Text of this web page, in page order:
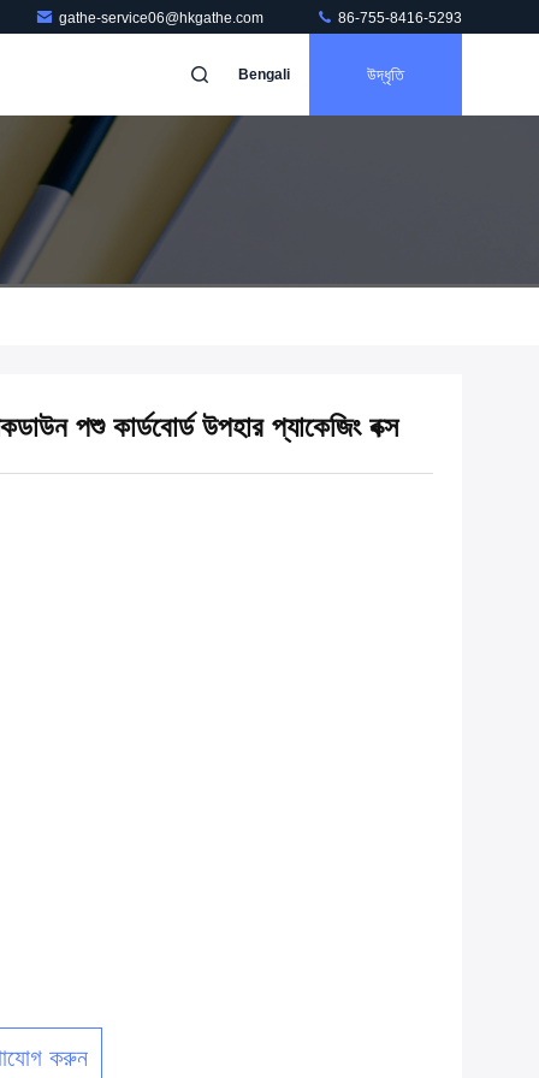
gathe-service06@hkgathe.com 86-755-8416-5293
Bengali উদ্ধৃতি
পশু কার্ডবোর্ড উপহার প্যাকেজিং বক্স
করুন